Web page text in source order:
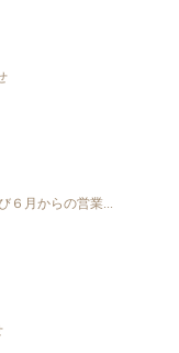
６月からの営業...